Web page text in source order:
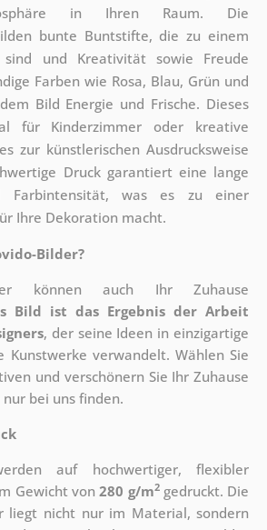
in Ihren Raum. Die
bunte Buntstifte, die zu einem
sind und Kreativität sowie Freude
Farben wie Rosa, Blau, Grün und
Bild Energie und Frische. Dieses
für Kinderzimmer oder kreative
zur künstlerischen Ausdrucksweise
Druck garantiert eine lange
Farbintensität, was es zu einer
Ihre Dekoration macht.
Bilder?
können auch Ihr Zuhause
Bild ist das Ergebnis der Arbeit
, der seine Ideen in einzigartige
Kunstwerke verwandelt. Wählen Sie
und verschönern Sie Ihr Zuhause
bei uns finden.
auf hochwertiger, flexibler
Gewicht von280 g/m2gedruckt. Die
liegt nicht nur im Material, sondern